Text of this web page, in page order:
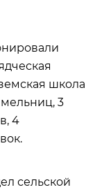
школа
мельниц, 3
4
сельской